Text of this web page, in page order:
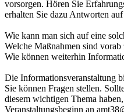
vorsorgen. Hören Sie
erhalten Sie dazu Antworten
Wie kann man sich auf eine
Welche Maßnahmen sind vorab
Wie können weiterhin
Die Informationsveranstaltung
Sie können Fragen stellen.
diesem wichtigen Thema
Veranstaltungsbeginn an